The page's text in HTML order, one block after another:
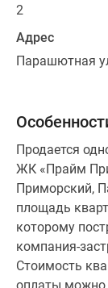
2
Адрес
Парашютная
Продается
ЖК «Прайм
Приморский,
площадь
которому
компания-
Стоимость